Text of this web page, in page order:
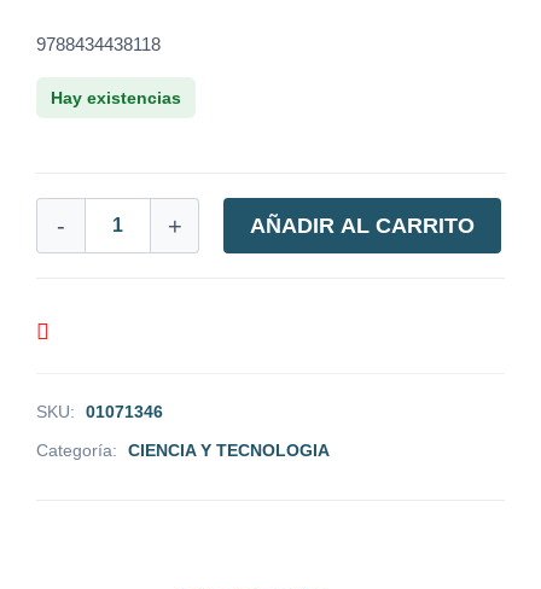
9788434438118
Hay existencias
- + AÑADIR AL CARRITO
SKU:
01071346
Categoría:
CIENCIA Y TECNOLOGIA